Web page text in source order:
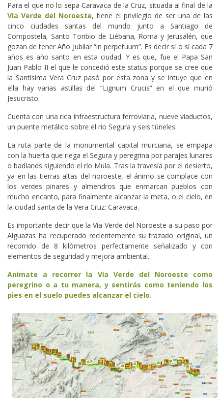
Para el que no lo sepa Caravaca de la Cruz, situada al final de la
Vía Verde del Noroeste, tiene el privilegio de ser una de las
cinco ciudades santas del mundo junto a Santiago de
Compostela, Santo Toribio de Liébana, Roma y Jerusalén, que
gozan de tener Año Jubilar “in perpetuum”. Es decir sí o sí cada 7
años es año santo en esta ciudad. Y es que, fue el Papa San
Juan Pablo II el que le concedió este status porque se cree que
la Santísima Vera Cruz pasó por esta zona y se intuye que en
ella hay varias astillas del “Lignum Crucis” en el que murió
Jesucristo.
Cuenta con una rica infraestructura ferroviaria, nueve viaductos,
un puente metálico sobre el rio Segura y seis túneles.
La ruta parte de la monumental capital murciana, se empapa
con la huerta que riega el Segura y peregrina por parajes lunares
o badlands siguiendo el río Mula. Tras la travesía por el desierto,
ya en las tierras altas del noroeste, el ánimo se complace con
los verdes pinares y almendros que enmarcan pueblos con
mucho encanto, para finalmente alcanzar la meta, o el cielo, en
la ciudad santa de la Vera Cruz: Caravaca.
Es importante decir que la Vía Verde del Noroeste a su paso por
Alguazas ha recuperado recientemente su trazado original, un
recorrido de 8 kilómetros perfectamente señalizado y con
elementos de seguridad y mejora ambiental.
Anímate a recorrer la Vía Verde del Noroeste como
peregrino o a tu manera, y sentirás como teniendo los
pies en el suelo puedes alcanzar el cielo.